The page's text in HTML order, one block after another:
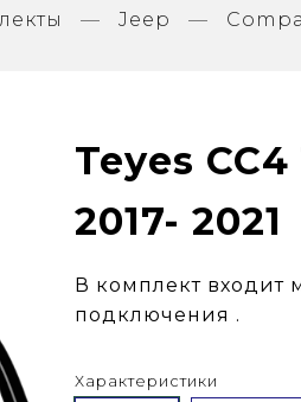
Jeep
Teyes
2017- 2021
В комплект входит
подключения .
Характеристики